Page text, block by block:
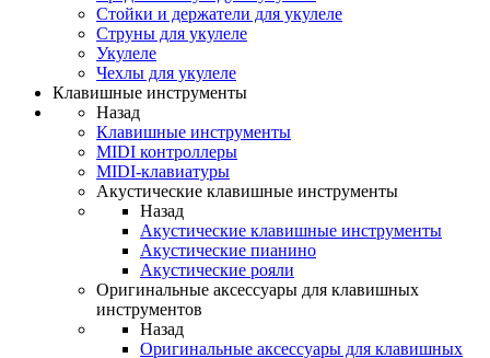
Стойки и держатели для укулеле
Струны для укулеле
Укулеле
Чехлы для укулеле
Клавишные инструменты
Назад
Клавишные инструменты
MIDI контроллеры
MIDI-клавиатуры
Акустические клавишные инструменты
Назад
Акустические клавишные инструменты
Акустические пианино
Акустические рояли
Оригинальные аксессуары для клавишных
инструментов
Назад
Оригинальные аксессуары для клавишных